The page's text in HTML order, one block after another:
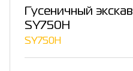
Гусеничный
SY750H
SY750H